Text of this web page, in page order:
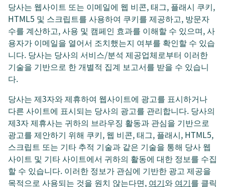
당사는 웹사이트 또는 이메일에 웹 비콘, 태그, 플래시 쿠키,
HTML5 및 스크립트를 사용하여 쿠키를 제공하고, 방문자
수를 계산하고, 사용 및 캠페인 효과를 이해할 수 있으며, 사
용자가 이메일을 열어서 조치했는지 여부를 확인할 수 있습
니다. 당사는 당사의 서비스/분석 제공업체로부터 이러한
기술을 기반으로 한 개별적 집계 보고서를 받을 수 있습니
다.
당사는 제3자와 제휴하여 웹사이트에 광고를 표시하거나
다른 사이트에 표시되는 당사의 광고를 관리합니다. 당사의
제3자 제휴사는 귀하의 브라우징 활동과 관심을 기반으로
광고를 제안하기 위해 쿠키, 웹 비콘, 태그, 플래시, HTML5,
스크립트 또는 기타 추적 기술과 같은 기술을 통해 당사 웹
사이트 및 기타 사이트에서 귀하의 활동에 대한 정보를 수집
할 수 있습니다. 이러한 정보가 관심에 기반한 광고 제공을
목적으로 사용되는 것을 원치 않는다면, 여기와 여기를 클릭